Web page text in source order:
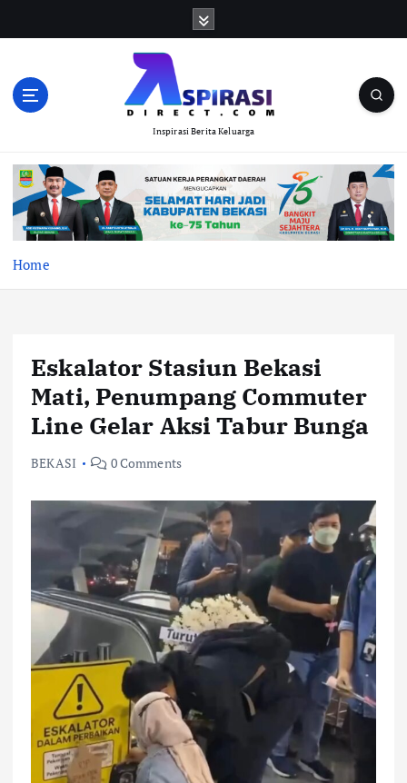
Inspirasi Berita Keluarga
Home
Eskalator Stasiun Bekasi
Mati, Penumpang Commuter
Line Gelar Aksi Tabur Bunga
BEKASI 0 Comments